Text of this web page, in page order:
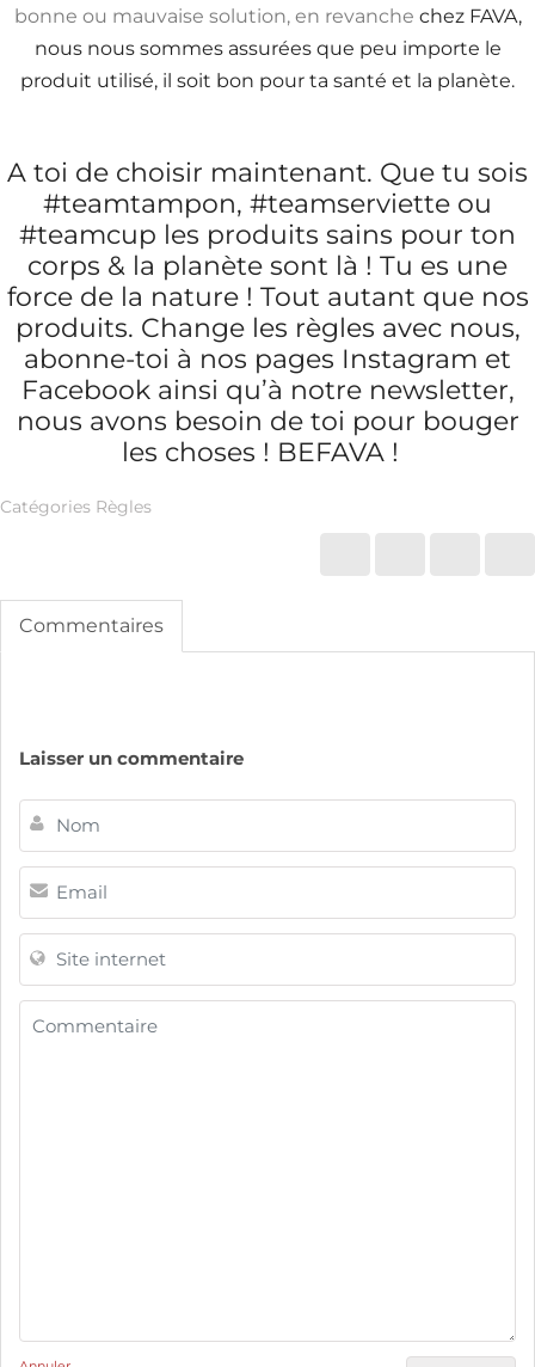
bonne ou mauvaise solution, en revanche chez FAVA,
nous nous sommes assurées que peu importe le
produit utilisé, il soit bon pour ta santé et la planète.
A toi de choisir maintenant. Que tu sois
#teamtampon, #teamserviette ou
#teamcup les produits sains pour ton
corps & la planète sont là ! Tu es une
force de la nature ! Tout autant que nos
produits. Change les règles avec nous,
abonne-toi à nos pages Instagram et
Facebook ainsi qu’à notre newsletter,
nous avons besoin de toi pour bouger
les choses ! BEFAVA !
Catégories Règles
Commentaires
Laisser un commentaire